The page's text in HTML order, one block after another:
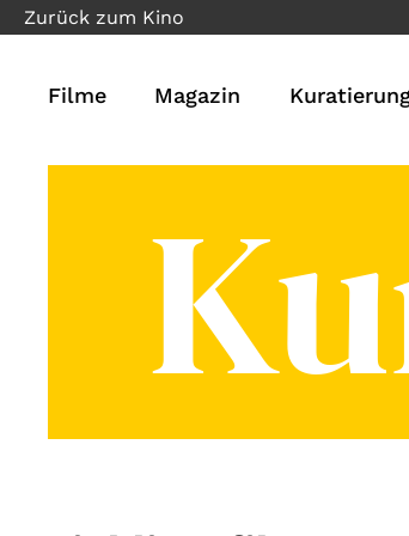
Zurück zum Kino
Filme Magazin